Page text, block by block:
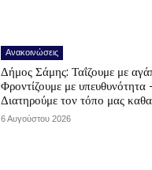
Ανακοινώσεις
Δήμος Σάμης: Ταΐζουμε με
Φροντίζουμε με υπευθυνότητα
Διατηρούμε τον τόπο μας
6 Αυγούστου 2026